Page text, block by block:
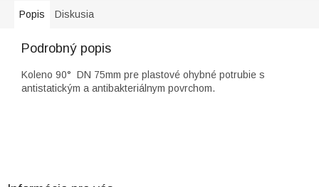
Popis Diskusia
Podrobný popis
Koleno 90° DN 75mm pre plastové ohybné potrubie s
antistatickým a antibakteriálnym povrchom.